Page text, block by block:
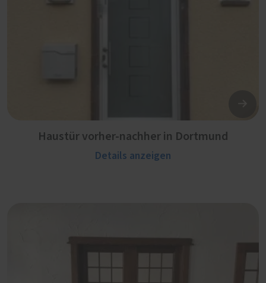
Haustür vorher-nachher in Dortmund
Details anzeigen